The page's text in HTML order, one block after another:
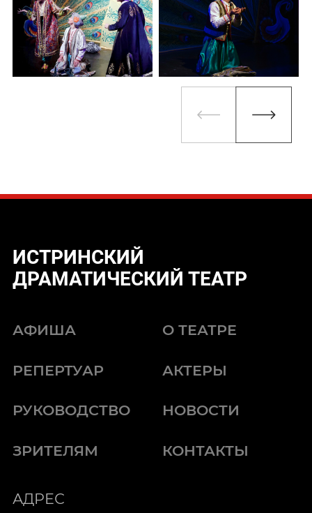
ИСТРИНСКИЙ
ДРАМАТИЧЕСКИЙ ТЕАТР
АФИША О ТЕАТРЕ
РЕПЕРТУАР АКТЕРЫ
РУКОВОДСТВО НОВОСТИ
ЗРИТЕЛЯМ КОНТАКТЫ
АДРЕС